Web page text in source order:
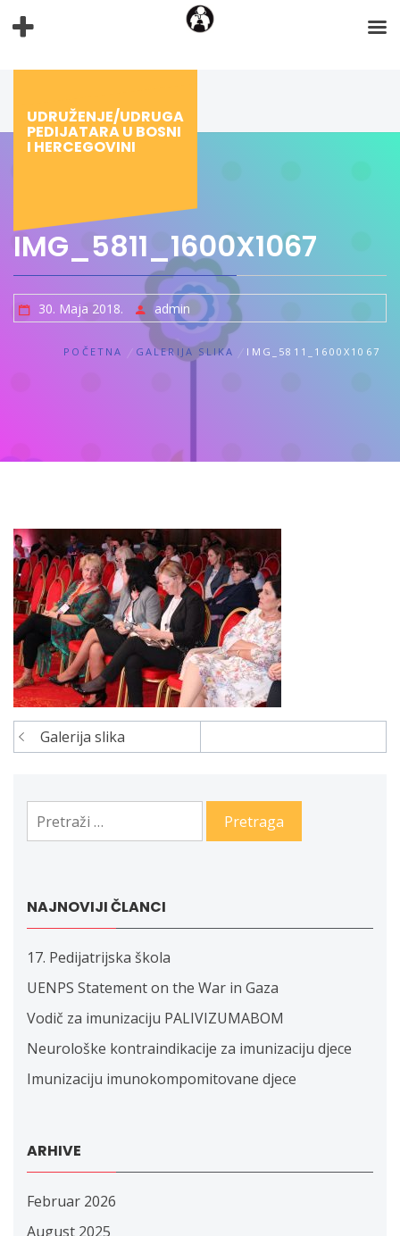
na
UDRUŽENJE/UDRUGA
PEDIJATARA U BOSNI
I HERCEGOVINI
IMG_5811_1600X1067
30. Maja 2018. admin
POČETNA GALERIJA SLIKA IMG_5811_1600X1067
Navigacija
Galerija slika
Pretraga:
NAJNOVIJI ČLANCI
17. Pedijatrijska škola
UENPS Statement on the War in Gaza
Vodič za imunizaciju PALIVIZUMABOM
Neurološke kontraindikacije za imunizaciju djece
Imunizaciju imunokompomitovane djece
ARHIVE
Februar 2026
August 2025